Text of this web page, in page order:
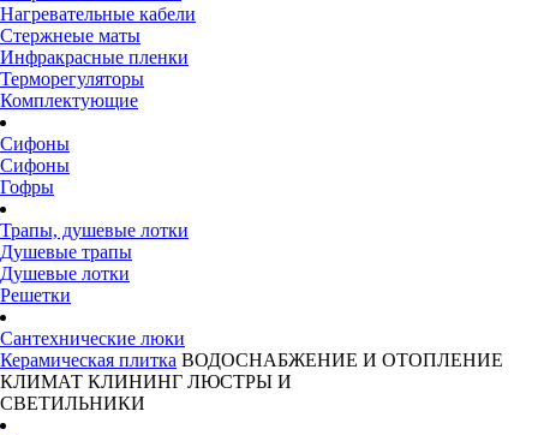
Нагревательные кабели
Стержнеые маты
Инфракрасные пленки
Терморегуляторы
Комплектующие
Сифоны
Сифоны
Гофры
Трапы, душевые лотки
Душевые трапы
Душевые лотки
Решетки
Сантехнические люки
Керамическая плитка ВОДОСНАБЖЕНИЕ И ОТОПЛЕНИЕ
КЛИМАТ КЛИНИНГ ЛЮСТРЫ И
СВЕТИЛЬНИКИ